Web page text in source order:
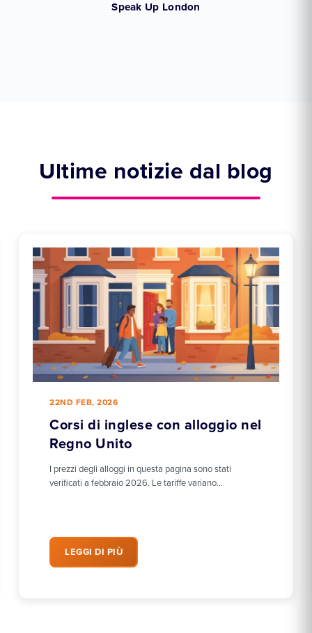
Speak Up London
Ultime notizie dal blog
22ND FEB, 2026
Corsi di inglese con alloggio nel
Regno Unito
I prezzi degli alloggi in questa pagina sono stati
verificati a febbraio 2026. Le tariffe variano…
LEGGI DI PIÙ